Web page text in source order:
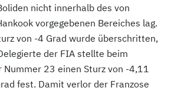
nicht innerhalb des von
vorgegebenen Bereiches lag.
von -4 Grad wurde überschritten,
der FIA stellte beim
Nummer 23 einen Sturz von -4,11
fest. Damit verlor der Franzose